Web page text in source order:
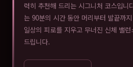
력히 추천해 드리는 시그니처 코스입니
는 90분의 시간 동안 머리부터 발끝까
일상의 피로를 지우고 무너진 신체 밸
드립니다.